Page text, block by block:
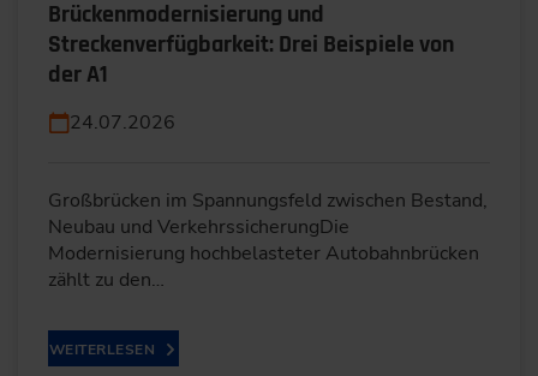
Brückenmodernisierung und
Streckenverfügbarkeit: Drei Beispiele von
der A1
24.07.2026
Großbrücken im Spannungsfeld zwischen Bestand,
Neubau und VerkehrssicherungDie
Modernisierung hochbelasteter Autobahnbrücken
zählt zu den…
WEITERLESEN